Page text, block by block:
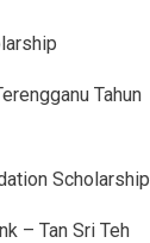
Tahun
Scholarship
– Tan Sri Teh